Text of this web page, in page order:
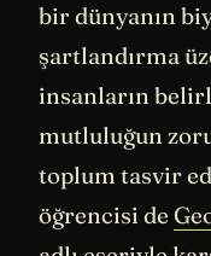
bir dünyanın
şartlandırma
insanların
mutluluğun
toplum tasvir
öğrencisi de